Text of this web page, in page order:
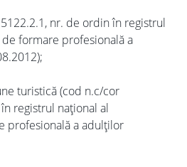
nr. de ordin în registrul
formare profesională a
turistică (cod n.c/cor
registrul național al
profesională a adulților